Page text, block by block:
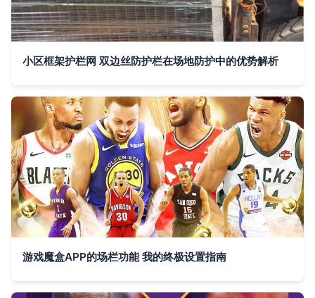
小区框架护栏网 双边丝防护栏在场地防护中的优势解析
游戏魔盒APP的场栏功能 我的终极设置指南